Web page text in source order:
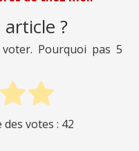
?
Pourquoi pas 5
des votes : 42